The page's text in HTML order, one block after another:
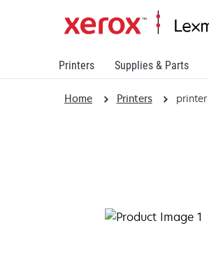
Printers Supplies & Parts
Home Printers printer